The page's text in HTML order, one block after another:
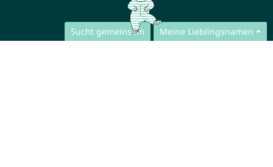
Sucht gemeinsam Meine Lieblingsnamen